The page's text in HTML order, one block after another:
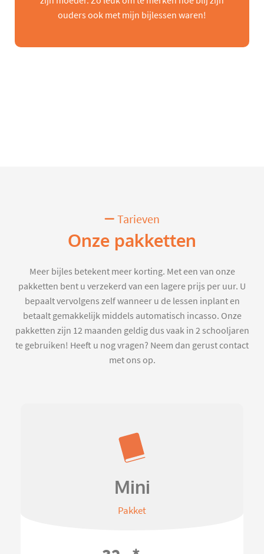
ouders ook met mijn bijlessen waren!
Tarieven
Onze pakketten
Meer bijles betekent meer korting. Met een van onze
pakketten bent u verzekerd van een lagere prijs per uur. U
bepaalt vervolgens zelf wanneer u de lessen inplant en
betaalt gemakkelijk middels automatisch incasso. Onze
pakketten zijn 12 maanden geldig dus vaak in 2 schooljaren
te gebruiken! Heeft u nog vragen? Neem dan gerust contact
met ons op.
Mini
Pakket